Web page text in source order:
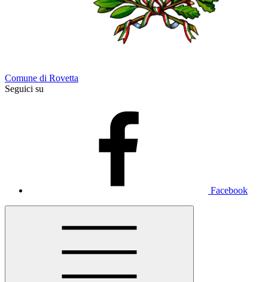
Comune di Rovetta
Seguici su
Facebook